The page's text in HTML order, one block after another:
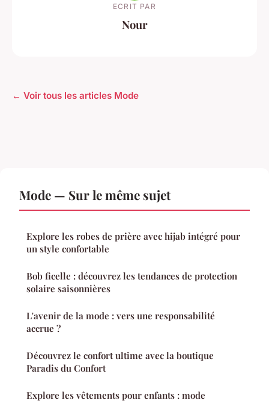
ECRIT PAR
Nour
← Voir tous les articles Mode
Mode — Sur le même sujet
Explore les robes de prière avec hijab intégré pour
un style confortable
Bob ficelle : découvrez les tendances de protection
solaire saisonnières
L'avenir de la mode : vers une responsabilité
accrue ?
Découvrez le confort ultime avec la boutique
Paradis du Confort
Explore les vêtements pour enfants : mode